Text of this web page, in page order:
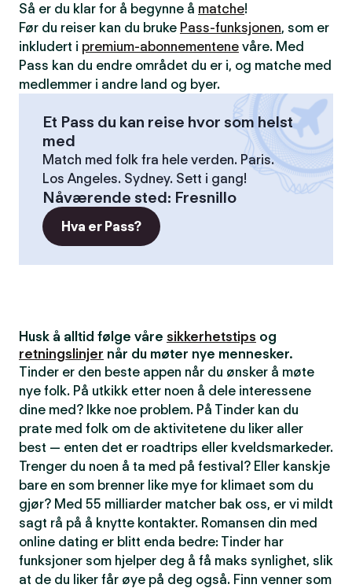
Så er du klar for å begynne å matche!
Før du reiser kan du bruke Pass-funksjonen, som er
inkludert i premium-abonnementene våre. Med
Pass kan du endre området du er i, og matche med
medlemmer i andre land og byer.
Et Pass du kan reise hvor som helst
med
Match med folk fra hele verden. Paris.
Los Angeles. Sydney. Sett i gang!
Nåværende sted: Fresnillo
Hva er Pass?
Husk å alltid følge våre sikkerhetstips og
retningslinjer når du møter nye mennesker.
Tinder er den beste appen når du ønsker å møte
nye folk. På utkikk etter noen å dele interessene
dine med? Ikke noe problem. På Tinder kan du
prate med folk om de aktivitetene du liker aller
best — enten det er roadtrips eller kveldsmarkeder.
Trenger du noen å ta med på festival? Eller kanskje
bare en som brenner like mye for klimaet som du
gjør? Med 55 milliarder matcher bak oss, er vi mildt
sagt rå på å knytte kontakter. Romansen din med
online dating er blitt enda bedre: Tinder har
funksjoner som hjelper deg å få maks synlighet, slik
at de du liker får øye på deg også. Finn venner som